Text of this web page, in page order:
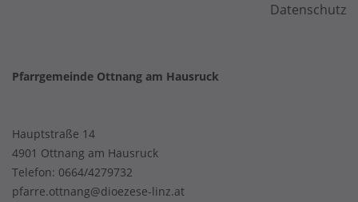
Datenschutz
Pfarrgemeinde Ottnang am Hausruck
Hauptstraße 14
4901 Ottnang am Hausruck
Telefon: 0664/4279732
pfarre.ottnang@dioezese-linz.at